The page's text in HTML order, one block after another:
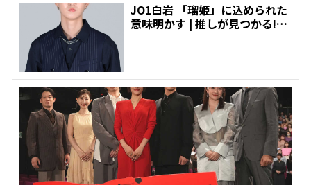
JO1白岩 「瑠姫」に込められた
意味明かす | 推しが見つかる!ダ